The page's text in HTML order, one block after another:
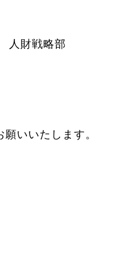
財戦略部
いいたします。